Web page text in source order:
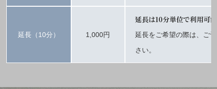
延長（10分） 1,000円
延長は10分単位で利用可
延長をご希望の際は、ご
さい。